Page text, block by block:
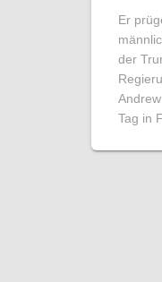
Er
der
Tag in